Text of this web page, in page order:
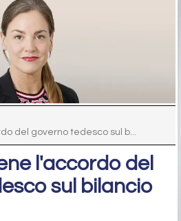
del governo tedesco sul b...
l'accordo del
sul bilancio